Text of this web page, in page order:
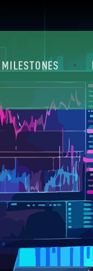
MILESTONES